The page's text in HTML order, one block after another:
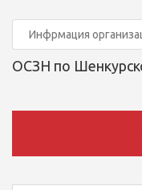
Инфрмация
ОСЗН по